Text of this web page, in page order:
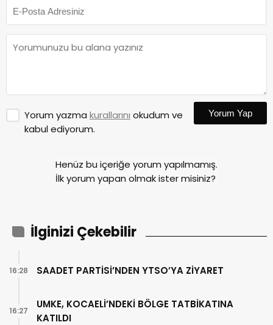
Yorum yazma kurallarını okudum ve
kabul ediyorum.
Yorum Yap
Henüz bu içeriğe yorum yapılmamış.
İlk yorum yapan olmak ister misiniz?
İlginizi Çekebilir
SAADET PARTİSİ’NDEN YTSO’YA ZİYARET
16:28
UMKE, KOCAELİ’NDEKİ BÖLGE TATBİKATINA
KATILDI
16:27